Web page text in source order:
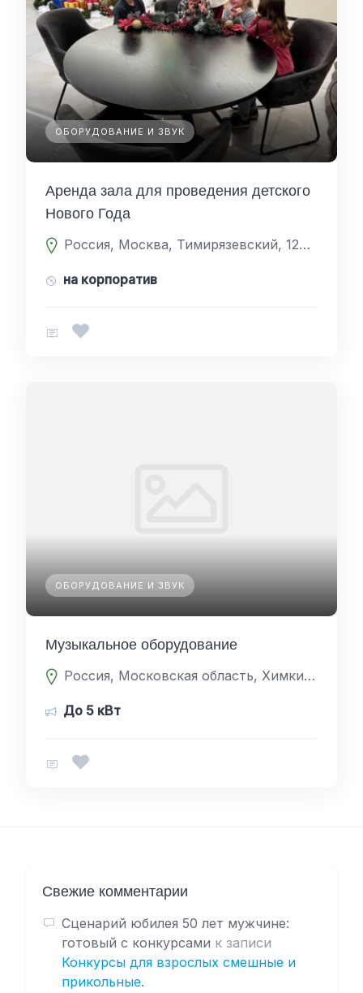
ОБОРУДОВАНИЕ И ЗВУК
Аренда зала для проведения детского
Нового Года
Россия, Москва, Тимирязевский, 127238, Дмитровское шоссе 81
на корпоратив
ОБОРУДОВАНИЕ И ЗВУК
Музыкальное оборудование
Россия, Московская область, Химки, 141401, «Нева»
До 5 кВт
Свежие комментарии
Сценарий юбилея 50 лет мужчине:
готовый с конкурсами к записи
Конкурсы для взрослых смешные и
прикольные.